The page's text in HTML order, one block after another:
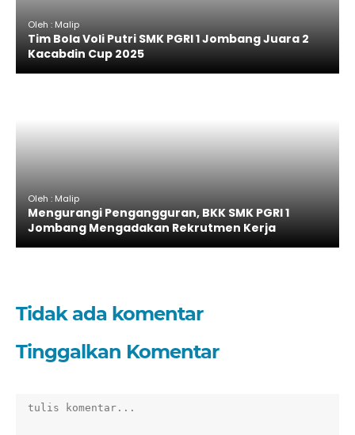
Oleh : Malip
Tim Bola Voli Putri SMK PGRI 1 Jombang Juara 2
Kacabdin Cup 2025
Oleh : Malip
Mengurangi Pengangguran, BKK SMK PGRI 1
Jombang Mengadakan Rekrutmen Kerja
Tidak ada komentar
Tinggalkan Komentar